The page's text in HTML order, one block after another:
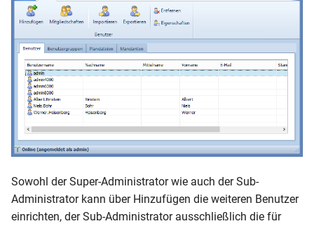
Sowohl der Super-Administrator wie auch der Sub-
Administrator kann über Hinzufügen die weiteren Benutzer
einrichten, der Sub-Administrator ausschließlich die für